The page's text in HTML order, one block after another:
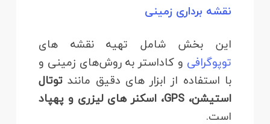
نقشه‌ برداری زمینی
این بخش شامل تهیه نقشه‌ های
توپوگرافی و کاداستر به روش‌های زمینی و
با استفاده از ابزار های دقیق مانند توتال
استیشن، GPS، اسکنر های لیزری و پهپاد
است.